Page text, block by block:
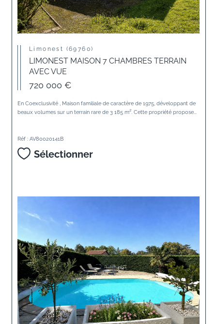
Limonest (69760)
LIMONEST MAISON 7 CHAMBRES TERRAIN
AVEC VUE
720 000 €
En Coexclusivité , Maison familiale de caractère de 1975, développant de
beaux volumes sur un terrain rare de 3 185 m². Cette propriété propose...
Réf : AV80020141B
Sélectionner